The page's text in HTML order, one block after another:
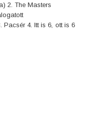
2. The Masters
Pacsér 4. Itt is 6, ott is 6